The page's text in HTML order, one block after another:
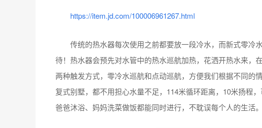
https://item.jd.com/100006961267.html
传统的热水器每次使用之前都要放一段冷水，而新式零冷
待！热水器会预先对水管中的热水巡航加热，花洒开热水来，
两种触发方式，零冷水巡航和点动巡航，方便我们根据不同的
复式别墅，都不用担心水量不足，114米循环距离，10米扬程
爸爸沐浴、妈妈洗菜做饭都能同时进行，不耽误每个人的生活。